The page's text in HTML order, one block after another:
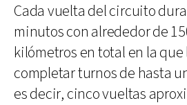
Cada vuelta del circuito
minutos con alrededor de
kilómetros en total en la
completar turnos de hasta
es decir, cinco vueltas